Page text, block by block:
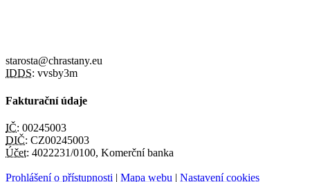
starosta@chrastany.eu
IDDS: vvsby3m
Fakturační údaje
IČ: 00245003
DIČ: CZ00245003
Účet: 4022231/0100, Komerční banka
Prohlášení o přístupnosti | Mapa webu | Nastavení cookies